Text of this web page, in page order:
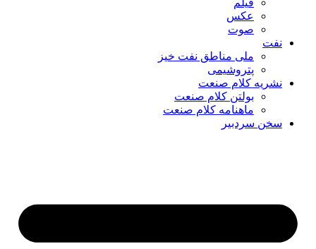
عکس
صوت
نفت
ملی مناطق نفت خیز
پتروشیمی
نشریه کلام صنعت
بولتن کلام صنعت
ماهنامه کلام صنعت
سخن سردبیر